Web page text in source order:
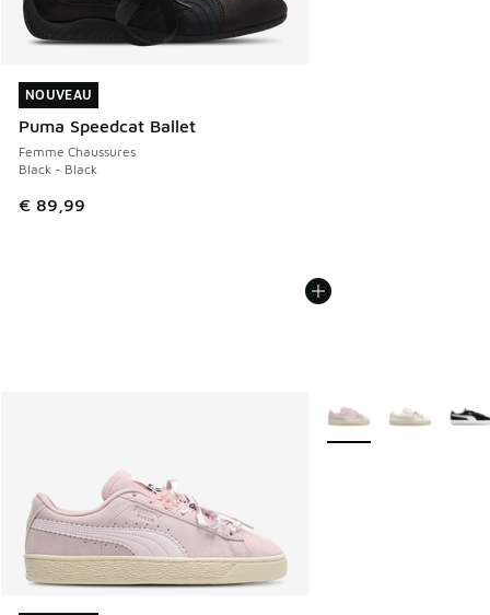
NOUVEAU
Puma Speedcat Ballet
Femme Chaussures
Black - Black
€ 89,99
NOUVEAU
Plus de couleurs